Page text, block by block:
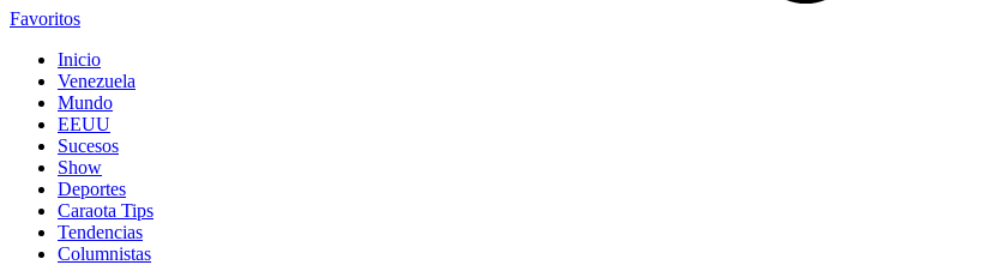
Favoritos
Inicio
Venezuela
Mundo
EEUU
Sucesos
Show
Deportes
Caraota Tips
Tendencias
Columnistas